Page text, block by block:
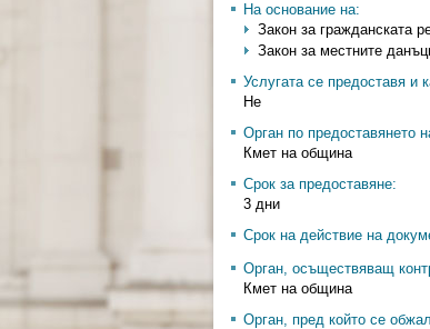
На основание на:
Закон за гражданската
Закон за местните
Услугата се предоставя и
Не
Орган по предоставянето
Кмет на община
Срок за предоставяне:
3 дни
Срок на действие на
Орган, осъществяващ
Кмет на община
Орган, пред който се